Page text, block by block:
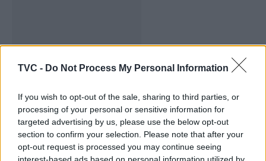
TVC - Do Not Process My Personal Information
If you wish to opt-out of the sale, sharing to third parties, or
processing of your personal or sensitive information for
targeted advertising by us, please use the below opt-out
section to confirm your selection. Please note that after your
opt-out request is processed you may continue seeing
interest-based ads based on personal information utilized by
Deputados do PSD saúdam Banda
Sinfónica da ARMAB pelo 1º lugar no
certame internacional de Valência